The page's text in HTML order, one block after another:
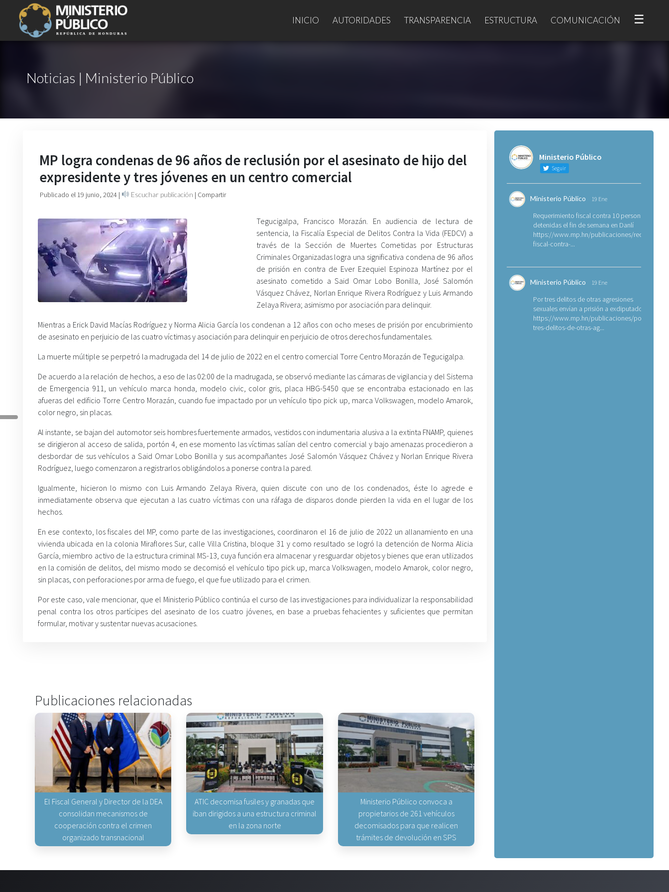
INICIO AUTORIDADES TRANSPARENCIA ESTRUCTURA COMUNICACIÓN ☰
Noticias | Ministerio Público
MP logra condenas de 96 años de reclusión por el asesinato de hijo del
expresidente y tres jóvenes en un centro comercial
Publicado el 19 junio, 2024 | Escuchar publicación | Compartir
Tegucigalpa, Francisco Morazán. En audiencia de lectura de
sentencia, la Fiscalía Especial de Delitos Contra la Vida (FEDCV) a
través de la Sección de Muertes Cometidas por Estructuras
Criminales Organizadas logra una significativa condena de 96 años
de prisión en contra de Ever Ezequiel Espinoza Martínez por el
asesinato cometido a Said Omar Lobo Bonilla, José Salomón
Vásquez Chávez, Norlan Enrique Rivera Rodríguez y Luis Armando
Zelaya Rivera; asimismo por asociación para delinquir.
Mientras a Erick David Macías Rodríguez y Norma Alicia García los condenan a 12 años con ocho meses de prisión por encubrimiento
de asesinato en perjuicio de las cuatro víctimas y asociación para delinquir en perjuicio de otros derechos fundamentales.
La muerte múltiple se perpetró la madrugada del 14 de julio de 2022 en el centro comercial Torre Centro Morazán de Tegucigalpa.
De acuerdo a la relación de hechos, a eso de las 02:00 de la madrugada, se observó mediante las cámaras de vigilancia y del Sistema
de Emergencia 911, un vehículo marca honda, modelo civic, color gris, placa HBG-5450 que se encontraba estacionado en las
afueras del edificio Torre Centro Morazán, cuando fue impactado por un vehículo tipo pick up, marca Volkswagen, modelo Amarok,
color negro, sin placas.
Al instante, se bajan del automotor seis hombres fuertemente armados, vestidos con indumentaria alusiva a la extinta FNAMP, quienes
se dirigieron al acceso de salida, portón 4, en ese momento las víctimas salían del centro comercial y bajo amenazas procedieron a
desbordar de sus vehículos a Said Omar Lobo Bonilla y sus acompañantes José Salomón Vásquez Chávez y Norlan Enrique Rivera
Rodríguez, luego comenzaron a registrarlos obligándolos a ponerse contra la pared.
Igualmente, hicieron lo mismo con Luis Armando Zelaya Rivera, quien discute con uno de los condenados, éste lo agrede e
inmediatamente observa que ejecutan a las cuatro víctimas con una ráfaga de disparos donde pierden la vida en el lugar de los
hechos.
En ese contexto, los fiscales del MP, como parte de las investigaciones, coordinaron el 16 de julio de 2022 un allanamiento en una
vivienda ubicada en la colonia Miraflores Sur, calle Villa Cristina, bloque 31 y como resultado se logró la detención de Norma Alicia
García, miembro activo de la estructura criminal MS-13, cuya función era almacenar y resguardar objetos y bienes que eran utilizados
en la comisión de delitos, del mismo modo se decomisó el vehículo tipo pick up, marca Volkswagen, modelo Amarok, color negro,
sin placas, con perforaciones por arma de fuego, el que fue utilizado para el crimen.
Por este caso, vale mencionar, que el Ministerio Público continúa el curso de las investigaciones para individualizar la responsabilidad
penal contra los otros partícipes del asesinato de los cuatro jóvenes, en base a pruebas fehacientes y suficientes que permitan
formular, motivar y sustentar nuevas acusaciones.
Publicaciones relacionadas
El Fiscal General y Director de la DEA
consolidan mecanismos de
cooperación contra el crimen
organizado transnacional
ATIC decomisa fusiles y granadas que
iban dirigidos a una estructura criminal
en la zona norte
Ministerio Público convoca a
propietarios de 261 vehículos
decomisados para que realicen
trámites de devolución en SPS
Ministerio Público
Seguir
Ministerio Público 19 Ene
Requerimiento fiscal contra 10 personas
detenidas el fin de semana en Danlí
https://www.mp.hn/publicaciones/
fiscal-contra-...
Ministerio Público 19 Ene
Por tres delitos de otras agresiones
sexuales envían a prisión a exdiputado
https://www.mp.hn/publicaciones/por-
tres-delitos-de-otras-ag...